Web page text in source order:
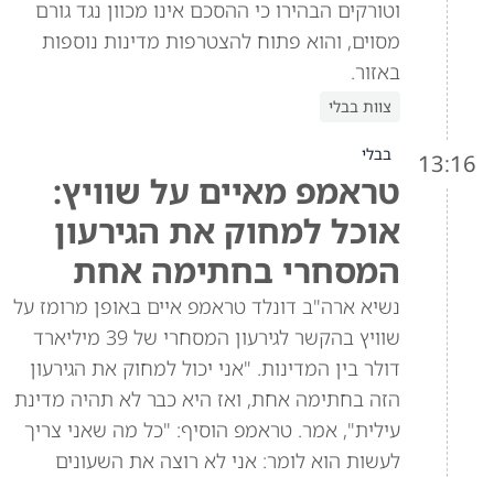
וטורקים הבהירו כי ההסכם אינו מכוון נגד גורם
מסוים, והוא פתוח להצטרפות מדינות נוספות
באזור.
צוות בבלי
13:16 בבלי
טראמפ מאיים על שוויץ:
אוכל למחוק את הגירעון
המסחרי בחתימה אחת
נשיא ארה"ב דונלד טראמפ איים באופן מרומז על
שוויץ בהקשר לגירעון המסחרי של 39 מיליארד
דולר בין המדינות. "אני יכול למחוק את הגירעון
הזה בחתימה אחת, ואז היא כבר לא תהיה מדינת
עילית", אמר. טראמפ הוסיף: "כל מה שאני צריך
לעשות הוא לומר: אני לא רוצה את השעונים